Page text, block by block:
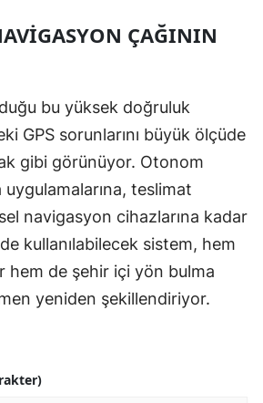
ÇAĞININ
bu yüksek doğruluk
GPS sorunlarını büyük ölçüde
gibi görünüyor. Otonom
teslimat
navigasyon cihazlarına kadar
kullanılabilecek sistem, hem
hem de şehir içi yön bulma
yeniden şekillendiriyor.